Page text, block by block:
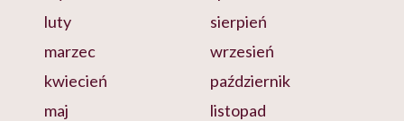
luty
marzec
kwiecień
maj
sierpień
wrzesień
październik
listopad